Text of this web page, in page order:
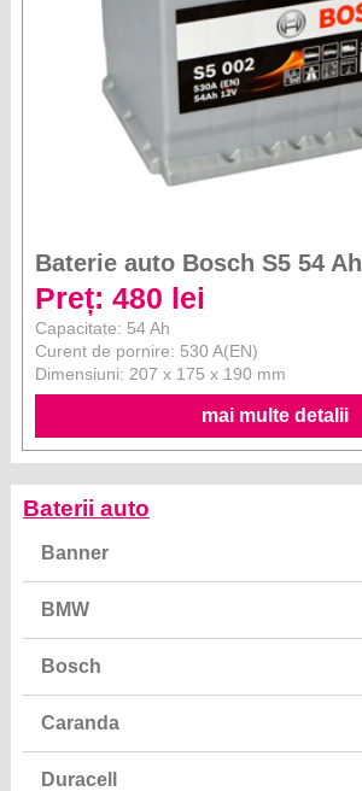
Baterie auto Bosch S5 54 Ah
Preț: 480 lei
Capacitate: 54 Ah
Curent de pornire: 530 A(EN)
Dimensiuni: 207 x 175 x 190 mm
mai multe detalii
Baterii auto
Banner
BMW
Bosch
Caranda
Duracell